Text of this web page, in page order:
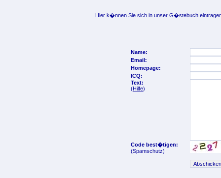
Hier k�nnen Sie sich in unser G�stebuch
Name:
Email:
Homepage:
ICQ:
Text:
(Hilfe)
Code best�tigen:
(Spamschutz)